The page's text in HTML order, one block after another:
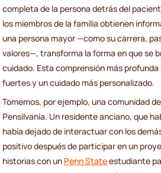
completa de la persona detrás del
los miembros de la familia obtienen
una persona mayor —como su carrera,
valores—, transforma la forma en que se
cuidado. Esta comprensión más
fuertes y un cuidado más personalizado.
Tomemos, por ejemplo, una comunidad
Pensilvania. Un residente anciano, que
había dejado de interactuar con los
positivo después de participar en un
historias con un Penn Stateestudiante